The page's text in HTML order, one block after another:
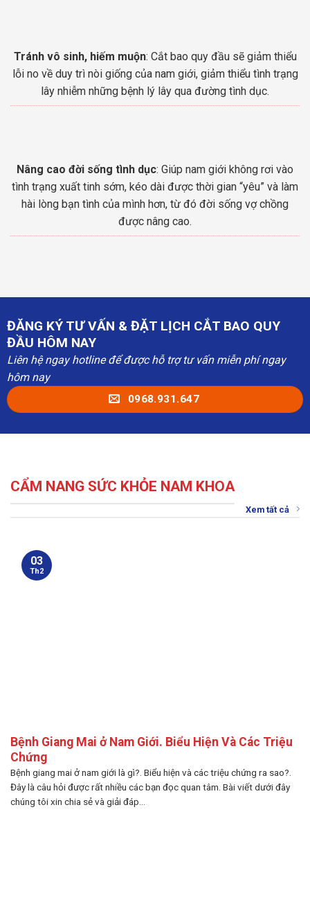
Tránh vô sinh, hiếm muộn: Cắt bao quy đầu sẽ giảm thiểu
lỗi no về duy trì nòi giống của nam giới, giảm thiểu tình trạng
lây nhiễm những bệnh lý lây qua đường tình dục.
Nâng cao đời sống tình dục: Giúp nam giới không rơi vào
tình trạng xuất tinh sớm, kéo dài được thời gian “yêu” và làm
hài lòng bạn tình của mình hơn, từ đó đời sống vợ chồng
được nâng cao.
ĐĂNG KÝ TƯ VẤN & ĐẶT LỊCH CẮT BAO QUY
ĐẦU HÔM NAY
Liên hệ ngay hotline để được hỗ trợ tư vấn miễn phí ngay
hôm nay
0968.931.647
CẨM NANG SỨC KHỎE NAM KHOA
Xem tất cả
Bệnh Giang Mai ở Nam Giới. Biểu Hiện Và Các Triệu
Chứng
Bệnh giang mai ở nam giới là gì?. Biểu hiện và các triệu chứng ra sao?.
Đây là câu hỏi được rất nhiều các bạn đọc quan tâm. Bài viết dưới đây
chúng tôi xin chia sẻ và giải đáp...
03
Th2